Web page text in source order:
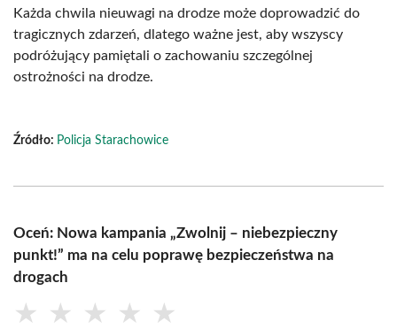
Każda chwila nieuwagi na drodze może doprowadzić do
tragicznych zdarzeń, dlatego ważne jest, aby wszyscy
podróżujący pamiętali o zachowaniu szczególnej
ostrożności na drodze.
Źródło: Policja Starachowice
Oceń: Nowa kampania „Zwolnij – niebezpieczny
punkt!” ma na celu poprawę bezpieczeństwa na
drogach
★ ★ ★ ★ ★